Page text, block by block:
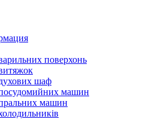
поверхонь
духових шаф
посудомийних машин
пральних машин